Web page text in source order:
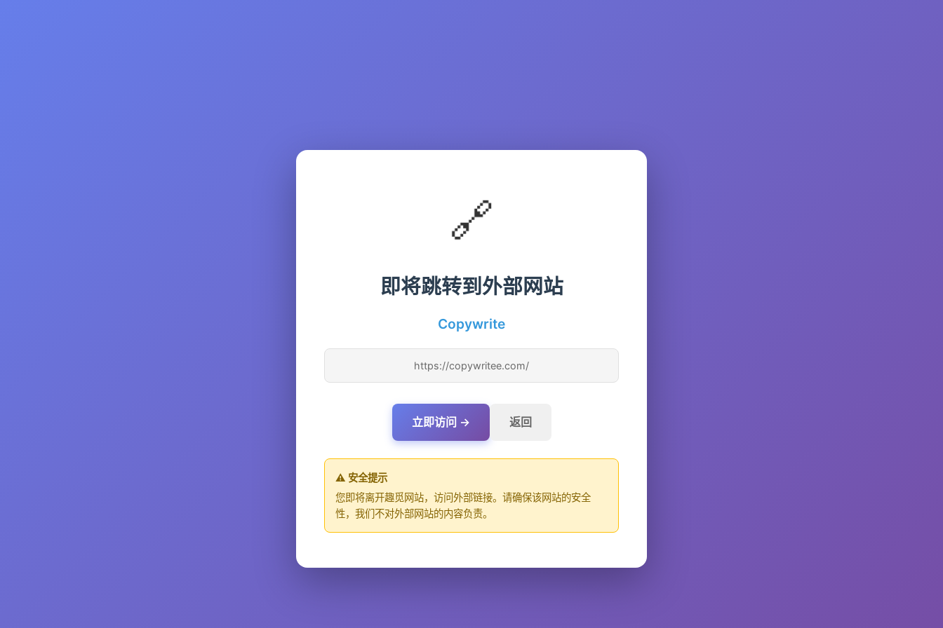
🔗
即将跳转到外部网站
Copywrite
https://copywritee.com/
立即访问 → 返回
⚠️ 安全提示
您即将离开趣觅网站，访问外部链接。请确保该网站的安全
性，我们不对外部网站的内容负责。